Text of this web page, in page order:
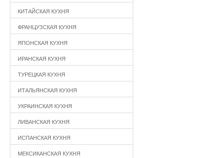
КИТАЙСКАЯ КУХНЯ
ФРАНЦУЗСКАЯ КУХНЯ
ЯПОНСКАЯ КУХНЯ
ИРАНСКАЯ КУХНЯ
ТУРЕЦКАЯ КУХНЯ
ИТАЛЬЯНСКАЯ КУХНЯ
УКРАИНСКАЯ КУХНЯ
ЛИВАНСКАЯ КУХНЯ
ИСПАНСКАЯ КУХНЯ
МЕКСИКАНСКАЯ КУХНЯ